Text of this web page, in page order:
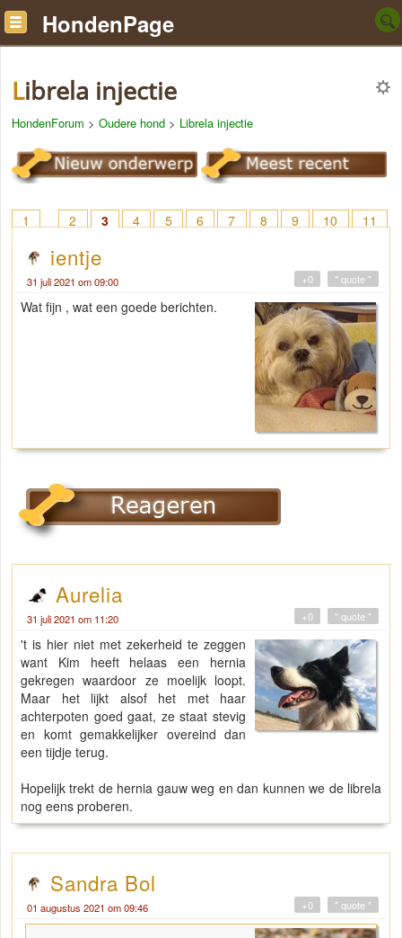
HondenPage
Librela injectie
HondenForum > Oudere hond > Librela injectie
1 2 3 4 5 6 7 8 9 10
11
ientje
31 juli 2021 om 09:00 " quote "
+0
Wat fijn , wat een goede berichten.
Aurelia
31 juli 2021 om 11:20 " quote "
+0
't is hier niet met zekerheid te zeggen
want Kim heeft helaas een hernia
gekregen waardoor ze moelijk loopt.
Maar het lijkt alsof het met haar
achterpoten goed gaat, ze staat stevig
en komt gemakkelijker overeind dan
een tijdje terug.
Hopelijk trekt de hernia gauw weg en dan kunnen we de librela
nog eens proberen.
Sandra Bol
01 augustus 2021 om 09:46 " quote "
+0